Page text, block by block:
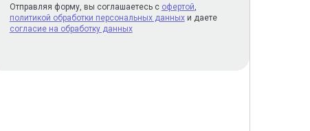
Отправляя форму, вы соглашаетесь с офертой,
политикой обработки персональных данныхи даете
согласие на обработку данных